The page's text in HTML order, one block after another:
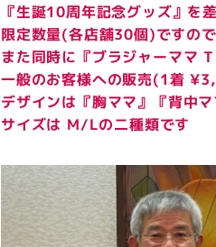
『生誕10周年記念グッズ』を
限定数量(各店舗30個)ですの
また同時に『ブラジャーママ
一般のお客様への販売(1着
デザインは『胸ママ』『背中
サイズは M/Lの二種類です